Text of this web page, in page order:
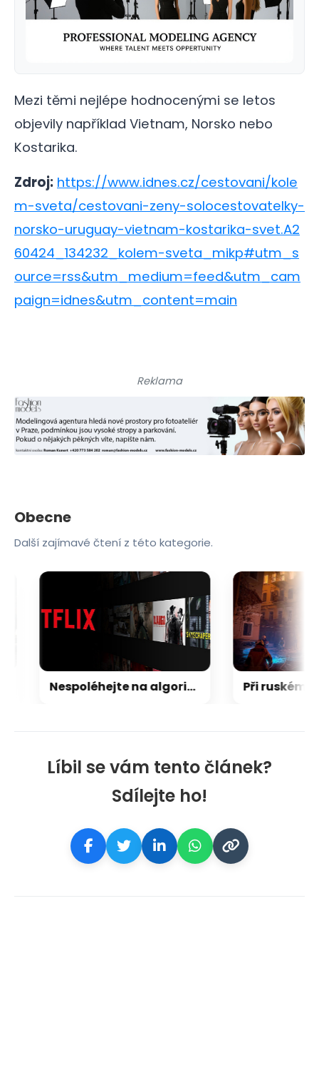
Mezi těmi nejlépe hodnocenými se letos
objevily například Vietnam, Norsko nebo
Kostarika.
Zdroj: https://www.idnes.cz/cestovani/kole
m-sveta/cestovani-zeny-solocestovatelky-
norsko-uruguay-vietnam-kostarika-svet.A2
60424_134232_kolem-sveta_mikp#utm_s
ource=rss&utm_medium=feed&utm_cam
paign=idnes&utm_content=main
Líbil se vám tento článek?
Sdílejte ho!
Reklama
Obecne
Další zajímavé čtení z této kategorie.
Nespoléhejte na algoritmus Netflixu. Tajné kódy odemknou tisíce filmů a seriálů